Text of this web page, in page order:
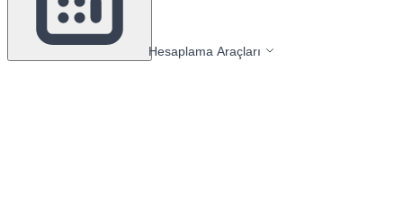
Hesaplama Araçları